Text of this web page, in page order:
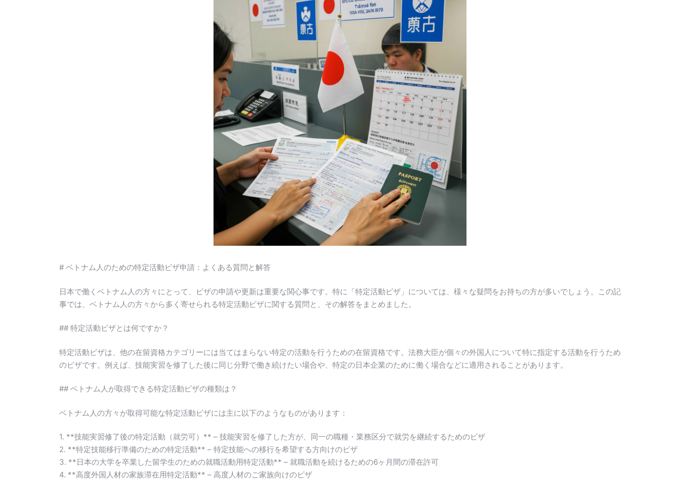
# ベトナム人のための特定活動ビザ申請：よくある質問と解答
日本で働くベトナム人の方々にとって、ビザの申請や更新は重要な関心事です。特に「特定活動ビザ」については、様々な疑問をお持ちの方が多いでしょう。この記
事では、ベトナム人の方々から多く寄せられる特定活動ビザに関する質問と、その解答をまとめました。
## 特定活動ビザとは何ですか？
特定活動ビザは、他の在留資格カテゴリーには当てはまらない特定の活動を行うための在留資格です。法務大臣が個々の外国人について特に指定する活動を行うため
のビザです。例えば、技能実習を修了した後に同じ分野で働き続けたい場合や、特定の日本企業のために働く場合などに適用されることがあります。
## ベトナム人が取得できる特定活動ビザの種類は？
ベトナム人の方々が取得可能な特定活動ビザには主に以下のようなものがあります：
1. **技能実習修了後の特定活動（就労可）** – 技能実習を修了した方が、同一の職種・業務区分で就労を継続するためのビザ
2. **特定技能移行準備のための特定活動** – 特定技能への移行を希望する方向けのビザ
3. **日本の大学を卒業した留学生のための就職活動用特定活動** – 就職活動を続けるための6ヶ月間の滞在許可
4. **高度外国人材の家族滞在用特定活動** – 高度人材のご家族向けのビザ